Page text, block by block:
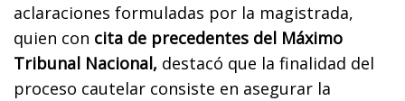
aclaraciones formuladas por la magistrada,
quien con cita de precedentes del Máximo
Tribunal Nacional, destacó que la finalidad del
proceso cautelar consiste en asegurar la